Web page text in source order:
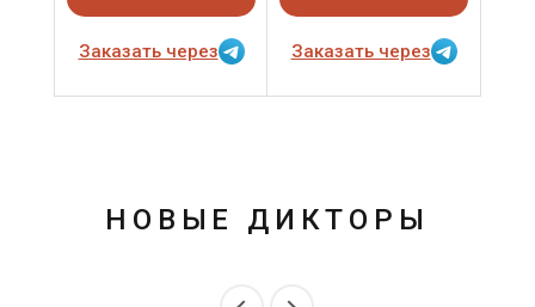
Заказать через Заказать через
НОВЫЕ ДИКТОРЫ